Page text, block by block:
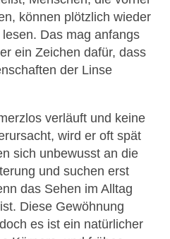
können plötzlich wieder
Das mag anfangs
ein Zeichen dafür, dass
der Linse
verläuft und keine
wird er oft spät
sich unbewusst an die
und suchen erst
das Sehen im Alltag
Diese Gewöhnung
es ist ein natürlicher